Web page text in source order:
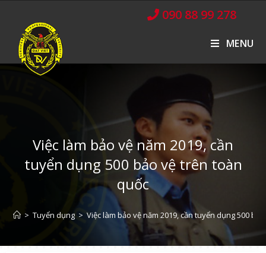
090 88 99 278
MENU
Việc làm bảo vệ năm 2019, cần
tuyển dụng 500 bảo vệ trên toàn
quốc
> Tuyển dụng > Việc làm bảo vệ năm 2019, cần tuyển dụng 500